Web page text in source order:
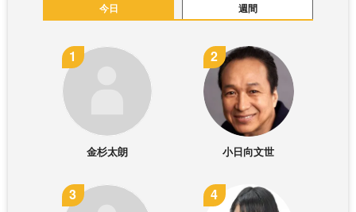
今日 週間
金杉太朗 小日向文世